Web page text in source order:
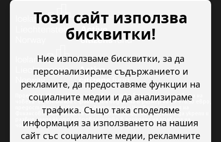
Проектът “Младежкото доброволчество в подкрепа на правата на
човека” се изпълнява с финансова подкрепа в размер на 89 978.50 евро,
предоставена от Исландия, Лихтенщайн и Норвегия по линия на
Финансовия механизъм на ЕИП. Основната цел на проекта е да укрепи и
развие младежкото доброволчество в подкрепа на правата на
човека.
Този сайт използва
бисквитки!
Ние използваме бисквитки, за да
персонализираме съдържанието и
рекламите, да предоставяме функции на
социалните медии и да анализираме
трафика. Също така споделяме
информация за използването на нашия
сайт със социалните медии, рекламните